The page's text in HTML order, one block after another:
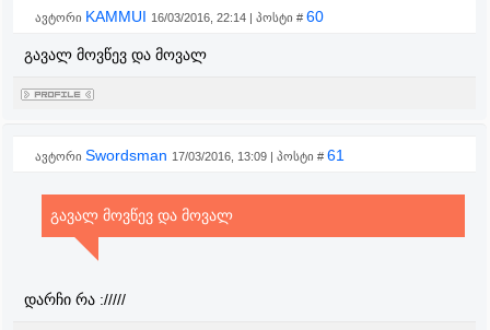
ავტორი KAMMUI 16/03/2016, 22:14 | პოსტი # 60
გავალ მოვწევ და მოვალ
ავტორი Swordsman 17/03/2016, 13:09 | პოსტი # 61
გავალ მოვწევ და მოვალ
დარჩი რა ://///